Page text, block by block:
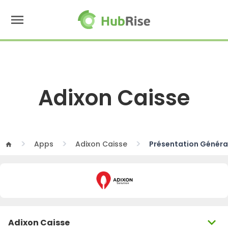
menu
Adixon Caisse
home Apps Adixon Caisse Présentation
Adixon Caisse expand_more